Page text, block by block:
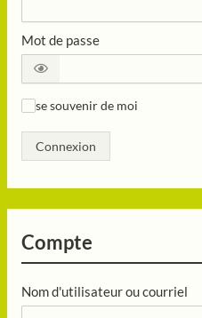
Mot de passe
se souvenir de moi
Connexion
Compte
Nom d'utilisateur ou courriel